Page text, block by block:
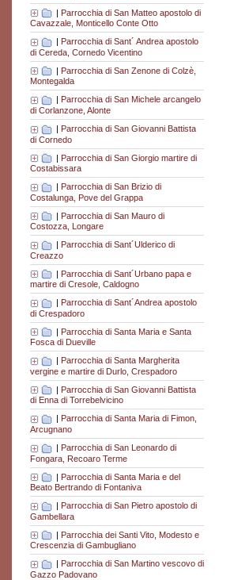
| Parrocchia di San Matteo apostolo di
Cavazzale, Monticello Conte Otto
Parrocchia di Sant´ Andrea apostolo
di Cereda, Cornedo Vicentino
| Parrocchia di San Zenone di Colzè,
Montegalda
Parrocchia di San Michele arcangelo
di Corlanzone, Alonte
| Parrocchia di San Giovanni Battista
di Cornedo
| Parrocchia di San Giorgio martire di
Costabissara
| Parrocchia di San Brizio di
Costalunga, Pove del Grappa
| Parrocchia di San Mauro di
Costozza, Longare
Parrocchia di Sant´Ulderico di
Creazzo
| Parrocchia di Sant´Urbano papa e
martire di Cresole, Caldogno
Parrocchia di Sant´Andrea apostolo
di Crespadoro
| Parrocchia di Santa Maria e Santa
Fosca di Dueville
Parrocchia di Santa Margherita
vergine e martire di Durlo, Crespadoro
| Parrocchia di San Giovanni Battista
di Enna di Torrebelvicino
Parrocchia di Santa Maria di Fimon,
Arcugnano
| Parrocchia di San Leonardo di
Fongara, Recoaro Terme
| Parrocchia di Santa Maria e del
Beato Bertrando di Fontaniva
| Parrocchia di San Pietro apostolo di
Gambellara
| Parrocchia dei Santi Vito, Modesto e
Crescenzia di Gambugliano
Parrocchia di San Martino vescovo di
Gazzo Padovano